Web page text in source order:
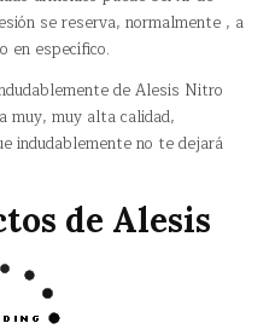
se reserva, normalmente , a
en específico.
de Alesis Nitro
muy, muy alta calidad,
indudablemente no te dejará
de Alesis